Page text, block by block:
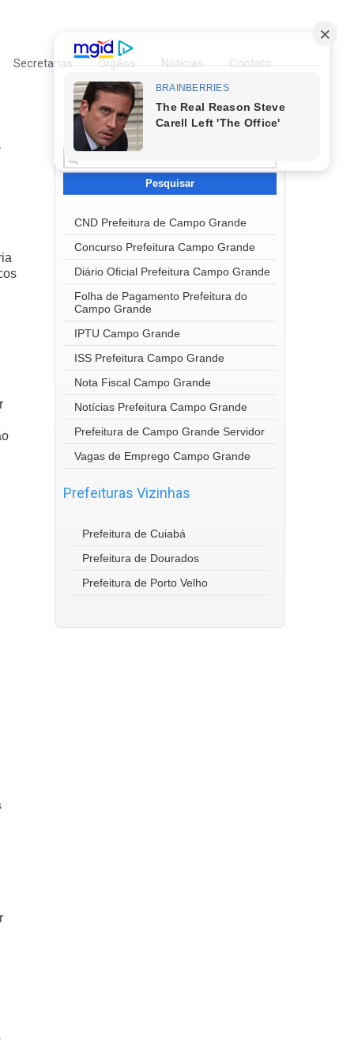
Secretarias Órgãos Notícias Contato
Pesquisar
por:
CND Prefeitura de Campo Grande
Concurso Prefeitura Campo Grande
Diário Oficial Prefeitura Campo Grande
Folha de Pagamento Prefeitura do
Campo Grande
IPTU Campo Grande
ISS Prefeitura Campo Grande
Nota Fiscal Campo Grande
Notícias Prefeitura Campo Grande
Prefeitura de Campo Grande Servidor
Vagas de Emprego Campo Grande
Prefeituras Vizinhas
Prefeitura de Cuiabá
Prefeitura de Dourados
Prefeitura de Porto Velho